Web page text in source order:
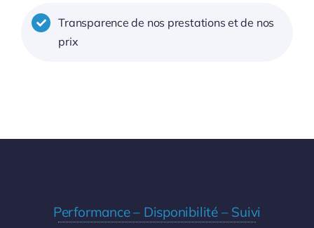
Transparence de nos prestations et de nos
prix
Performance – Disponibilité – Suivi